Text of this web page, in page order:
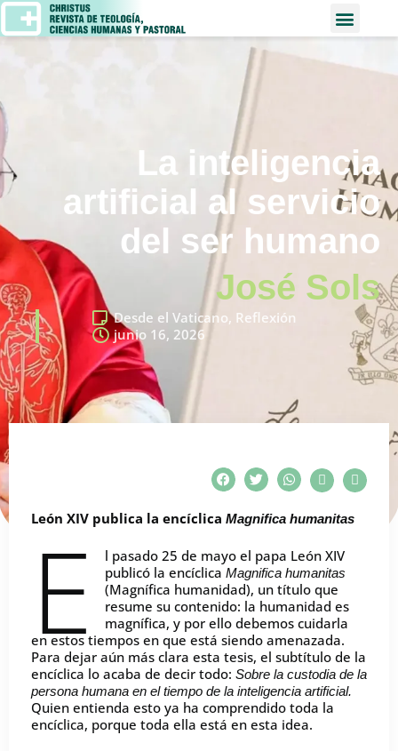
La inteligencia
artificial al servicio
del ser humano
José Sols
Desde el Vaticano, Reflexión
junio 16, 2026
León XIV publica la encíclica Magnifica humanitas
E
l pasado 25 de mayo el papa León XIV
publicó la encíclica Magnifica humanitas
(Magnífica humanidad), un título que
resume su contenido: la humanidad es
magnífica, y por ello debemos cuidarla
en estos tiempos en que está siendo amenazada.
Para dejar aún más clara esta tesis, el subtítulo de la
encíclica lo acaba de decir todo: Sobre la custodia de la
persona humana en el tiempo de la inteligencia artificial.
Quien entienda esto ya ha comprendido toda la
encíclica, porque toda ella está en esta idea.